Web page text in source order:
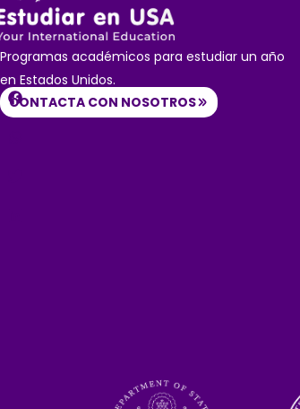
Programas académicos para estudiar un año
en Estados Unidos.
CONTACTA CON NOSOTROS